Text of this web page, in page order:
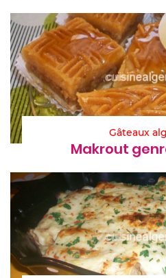
Gâteaux
Makrout